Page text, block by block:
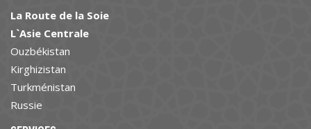
La Route de la Soie
L`Asie Centrale
Ouzbékistan
Kirghizistan
Turkménistan
Russie